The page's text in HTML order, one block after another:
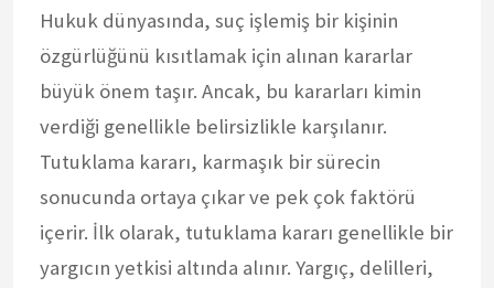
Hukuk dünyasında, suç işlemiş bir kişinin
özgürlüğünü kısıtlamak için alınan kararlar
büyük önem taşır. Ancak, bu kararları kimin
verdiği genellikle belirsizlikle karşılanır.
Tutuklama kararı, karmaşık bir sürecin
sonucunda ortaya çıkar ve pek çok faktörü
içerir. İlk olarak, tutuklama kararı genellikle bir
yargıcın yetkisi altında alınır. Yargıç, delilleri,